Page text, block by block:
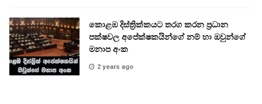
කොළඹ දිස්ත්‍රික්කයට තරග කරන ප්‍රධාන
පක්ෂවල අපේක්ෂකයින්ගේ නම් හා ඔවුන්ගේ
මනාප අංක
2 years ago